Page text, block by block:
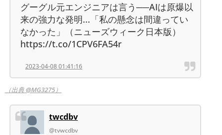
グーグル元エンジニアは言う──AIは原爆以
来の強力な発明...「私の懸念は間違ってい
なかった」（ニューズウィーク日本版）
https://t.co/1CPV6FA54r
2023-04-08 01:41:16
（出典 @MG3275）
twcdbv
@tvwcdbv